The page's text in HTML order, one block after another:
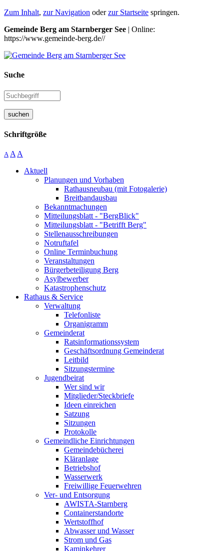
Zum Inhalt, zur Navigation oderzur Startseite springen.
Gemeinde Berg am Starnberger See | Online:
https://www.gemeinde-berg.de//
Suche
suchen
Schriftgröße
A A A
Aktuell
Planungen und Vorhaben
Rathausneubau (mit Fotogalerie)
Breitbandausbau
Bekanntmachungen
Mitteilungsblatt - "BergBlick"
Mitteilungsblatt - "Betrifft Berg"
Stellenausschreibungen
Notruftafel
Online Terminbuchung
Veranstaltungen
Bürgerbeteiligung Berg
Asylbewerber
Katastrophenschutz
Rathaus & Service
Verwaltung
Telefonliste
Organigramm
Gemeinderat
Ratsinformationssystem
Geschäftsordnung Gemeinderat
Leitbild
Sitzungstermine
Jugendbeirat
Wer sind wir
Mitglieder/Steckbriefe
Ideen einreichen
Satzung
Sitzungen
Protokolle
Gemeindliche Einrichtungen
Gemeindebücherei
Kläranlage
Betriebshof
Wasserwerk
Freiwillige Feuerwehren
Ver- und Entsorgung
AWISTA-Starnberg
Containerstandorte
Wertstoffhof
Abwasser und Wasser
Strom und Gas
Kaminkehrer